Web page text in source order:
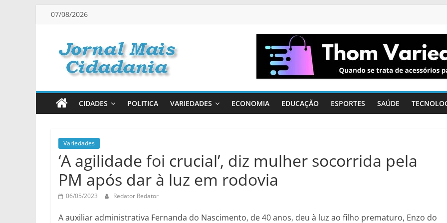
Pular
conteúdo
07/08/2026
Jornal
Mais
Cidadania
Informação
na
Medida
Certa!
CIDADES POLITICA VARIEDADES ECONOMIA EDUCAÇÃO ESPORTES SAÚDE
Variedades
‘A agilidade foi crucial’, diz mulher socorrida pela
PM após dar à luz em rodovia
06/05/2023 Redator Redator
A auxiliar administrativa Fernanda do Nascimento, de 40 anos, deu à luz ao filho prematuro, Enzo do